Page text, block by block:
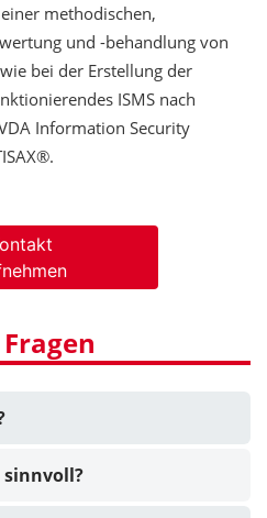
methodischen,
und -behandlung von
bei der Erstellung der
ISMS nach
Information Security
sinnvoll?